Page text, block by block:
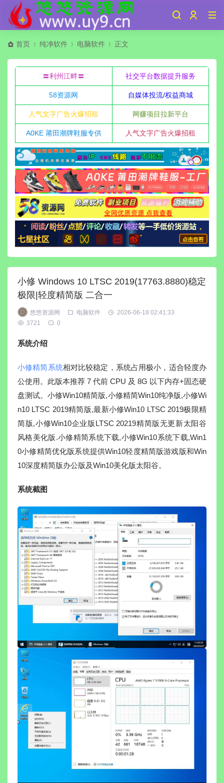
首页 纯净软件 电脑软件 正文
〓利州江畔〓 社交平台数据提升服务
58资源网 自媒体投流/权益商城
人气文字广告火爆招租 网赚项目拉新平台
A0KE 莆田潮牌鞋服专供 人气文字广告火爆招租
小修 Windows 10 LTSC 2019(17763.8880)稳定
极限|轻度精简版 二合一
悠悠资源网 电脑软件
2026-06-18 02:41:33
3721
0
系统介绍
小修精简系统相对比较稳定，系统占用极小，适合轻度办
公使用。此版本推荐 7 代前 CPU 及 8G 以下内存+固态硬
盘测试。小修Win10精简版,小修精简Win10纯净版,小修Wi
n10 LTSC 2019精简版,最新小修Win10 LTSC 2019极限精
简版,小修Win10企业版LTSC 20219精简版无更新太阳谷
风格美化版.小修精简系统下载,小修Win10系统下载,Win1
0小修精简优化版系统提供Win10轻度精简版游戏版和Win
10深度精简版办公版及Win10美化版太阳谷。
系统截图